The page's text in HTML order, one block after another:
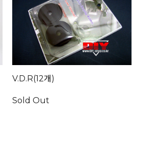
V.D.R(12개)
Sold Out